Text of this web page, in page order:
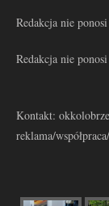
Redakcja nie
Redakcja nie
Kontakt:
reklama/